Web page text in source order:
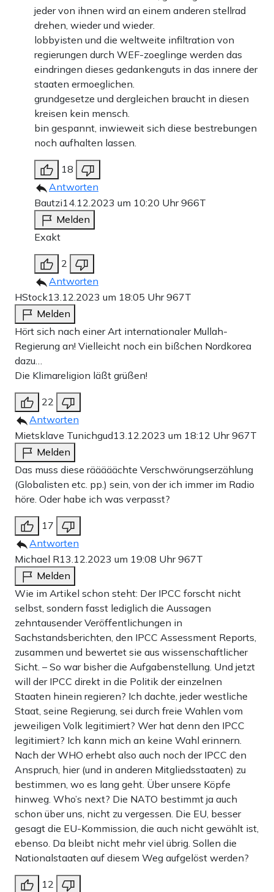
jeder von ihnen wird an einem anderen stellrad
drehen, wieder und wieder.
lobbyisten und die weltweite infiltration von
regierungen durch WEF-zoeglinge werden das
eindringen dieses gedankenguts in das innere der
staaten ermoeglichen.
grundgesetze und dergleichen braucht in diesen
kreisen kein mensch.
bin gespannt, inwieweit sich diese bestrebungen
noch aufhalten lassen.
18
Antworten
Bautzi14.12.2023 um 10:20 Uhr966T
Melden
Exakt
2
Antworten
HStock13.12.2023 um 18:05 Uhr967T
Melden
Hört sich nach einer Art internationaler Mullah-
Regierung an! Vielleicht noch ein bißchen Nordkorea
dazu…
Die Klimareligion läßt grüßen!
22
Antworten
Mietsklave Tunichgud13.12.2023 um 18:12 Uhr967T
Melden
Das muss diese rääääächte Verschwörungserzählung
(Globalisten etc. pp.) sein, von der ich immer im Radio
höre. Oder habe ich was verpasst?
17
Antworten
Michael R13.12.2023 um 19:08 Uhr967T
Melden
Wie im Artikel schon steht: Der IPCC forscht nicht
selbst, sondern fasst lediglich die Aussagen
zehntausender Veröffentlichungen in
Sachstandsberichten, den IPCC Assessment Reports,
zusammen und bewertet sie aus wissenschaftlicher
Sicht. – So war bisher die Aufgabenstellung. Und jetzt
will der IPCC direkt in die Politik der einzelnen
Staaten hinein regieren? Ich dachte, jeder westliche
Staat, seine Regierung, sei durch freie Wahlen vom
jeweiligen Volk legitimiert? Wer hat denn den IPCC
legitimiert? Ich kann mich an keine Wahl erinnern.
Nach der WHO erhebt also auch noch der IPCC den
Anspruch, hier (und in anderen Mitgliedsstaaten) zu
bestimmen, wo es lang geht. Über unsere Köpfe
hinweg. Who’s next? Die NATO bestimmt ja auch
schon über uns, nicht zu vergessen. Die EU, besser
gesagt die EU-Kommission, die auch nicht gewählt ist,
ebenso. Da bleibt nicht mehr viel übrig. Sollen die
Nationalstaaten auf diesem Weg aufgelöst werden?
12